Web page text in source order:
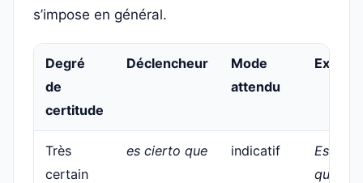
s’impose en général.
Degré
de
certitude
Déclencheur
Mode
attendu
Très
certain
es cierto que indicatif
Es
que